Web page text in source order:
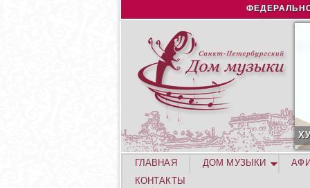
КОНЦЕРТ ЛЕТНЕЙ АКАДЕМИИ. РОЗА ХУТОР
ГЛАВНАЯ ДОМ МУЗЫКИ
КОНТАКТЫ